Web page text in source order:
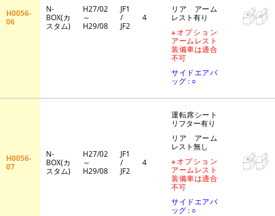
H0056-
06
N-
BOX(カ
スタム)
H27/02
～
H29/08
JF1
/
JF2
4
リア アーム
レスト有り
※オプション
アームレスト
装備車は適合
不可
サイドエアバ
ッグ : ○
H0056-
07
N-
BOX(カ
スタム)
H27/02
～
H29/08
JF1
/
JF2
4
運転席シート
リフター有り
リア アーム
レスト無し
※オプション
アームレスト
装備車は適合
不可
サイドエアバ
ッグ : ○